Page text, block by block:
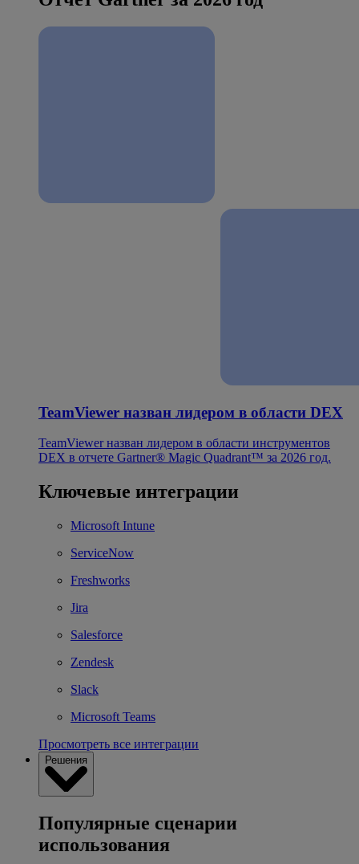
TeamViewer назван лидером в области DEX
TeamViewer назван лидером в области инструментов
DEX в отчете Gartner® Magic Quadrant™ за 2026 год.
Ключевые интеграции
Microsoft Intune
ServiceNow
Freshworks
Jira
Salesforce
Zendesk
Slack
Microsoft Teams
Просмотреть все интеграции
Решения
Популярные сценарии
использования